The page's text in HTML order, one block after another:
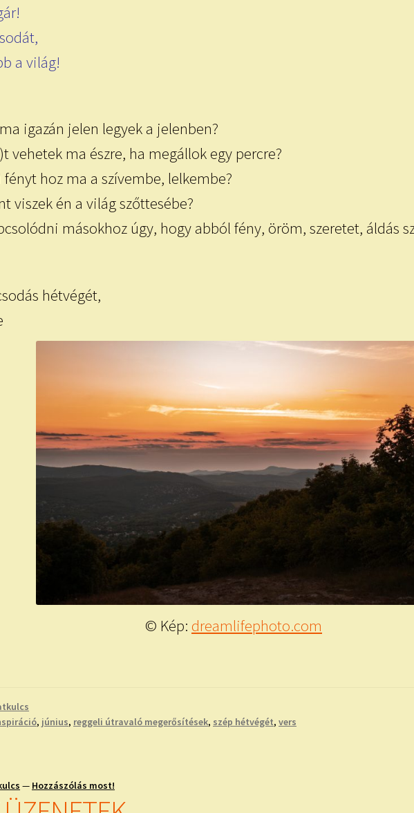
a világ!
igazán jelen legyek a jelenben?
vehetek ma észre, ha megállok egy percre?
hoz ma a szívembe, lelkembe?
viszek én a világ szőttesébe?
másokhoz úgy, hogy abból fény, öröm, szeretet, áldás
hétvégét,
© Kép: dreamlifephoto.com
, június, reggeli útravaló megerősítések, szép hétvégét,vers
— Hozzászólás most!